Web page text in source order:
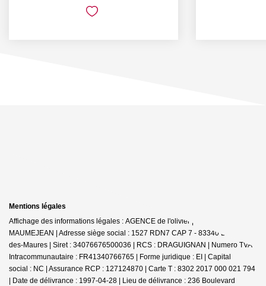
Mentions légales
Affichage des informations légales : AGENCE de l'olivier | Raison sociale : D
MAUMEJEAN | Adresse siège social : 1527 RDN7 CAP 7 - 83340 Le Cannet-
des-Maures | Siret : 34076676500036 | RCS : DRAGUIGNAN | Numero TVA
Intracommunautaire : FR41340766765 | Forme juridique : EI | Capital
social : NC | Assurance RCP : 127124870 | Carte T : 8302 2017 000 021 794
| Date de délivrance : 1997-04-28 | Lieu de délivrance : 236 Boulevard